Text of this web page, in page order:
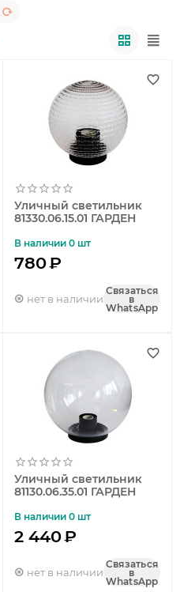
Уличный светильник
81330.06.15.01 ГАРДЕН
В наличии 0 шт
780₽
нет в наличии
Связаться
в
WhatsApp
Уличный светильник
81130.06.35.01 ГАРДЕН
В наличии 0 шт
2 440₽
нет в наличии
Связаться
в
WhatsApp